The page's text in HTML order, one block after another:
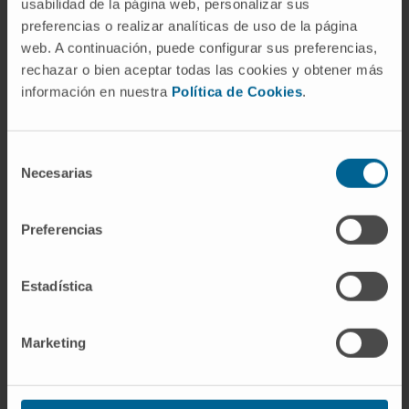
usabilidad de la página web, personalizar sus
preferencias o realizar analíticas de uso de la página
web. A continuación, puede configurar sus preferencias,
rechazar o bien aceptar todas las cookies y obtener más
información en nuestra Política de Cookies.
Necesarias
Preferencias
Estadística
Marketing
que significaba "descenso del agua". La idea
de fondo era la misma: un humor que caía
desde la cabeza y oscurecía la visión. El
español la documenta ya en 1250.
que una cortical?
No. Se diferencian en la zona del cristalino
visión. La nuclear compromete el centro de la
lente, progresa despacio y tiende a producir
mejora temporalmente la visión cercana. La
impacto sobre la agudeza visual depende de
eje óptico.